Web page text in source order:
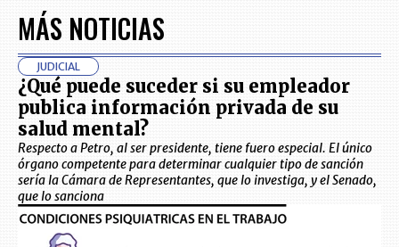
MÁS NOTICIAS
JUDICIAL
¿Qué puede suceder si su empleador
publica información privada de su
salud mental?
Respecto a Petro, al ser presidente, tiene fuero especial. El único
órgano competente para determinar cualquier tipo de sanción
sería la Cámara de Representantes, que lo investiga, y el Senado,
que lo sanciona